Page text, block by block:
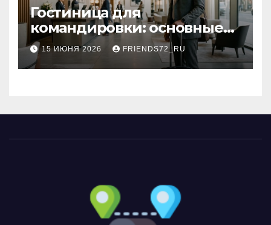
Гостиница для
командировки: основные
критерии выбора
15 ИЮНЯ 2026 FRIENDS72_RU